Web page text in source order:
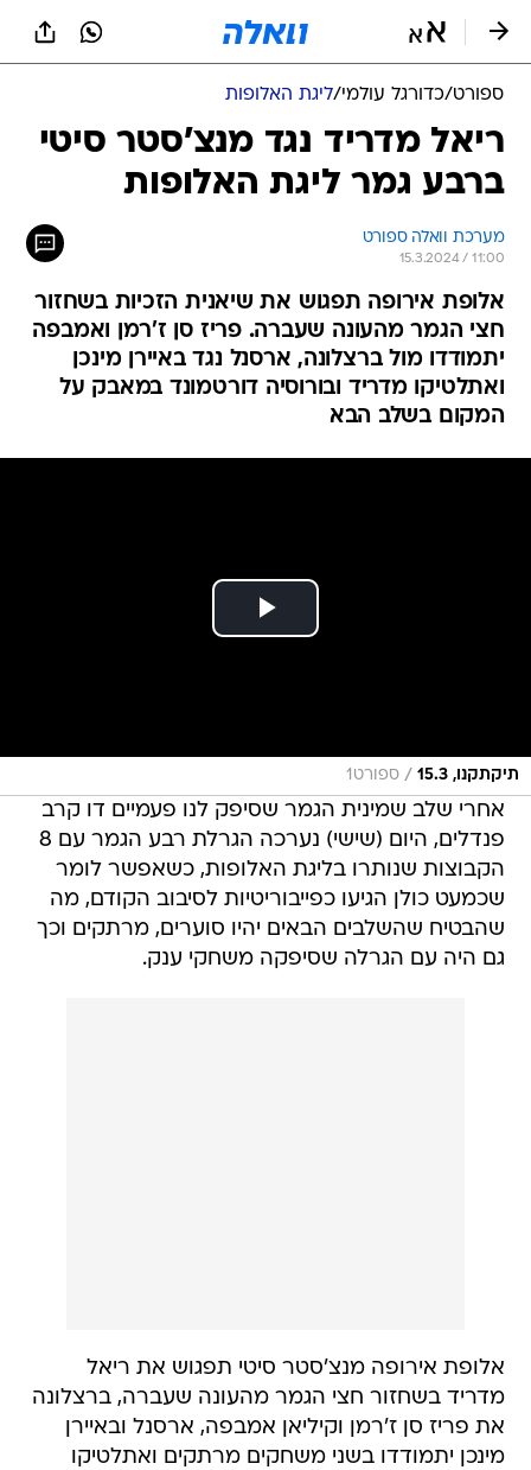
ספורט/כדורגל עולמי/ליגת האלופות
ריאל מדריד נגד מנצ'סטר סיטי
ברבע גמר ליגת האלופות
מערכת וואלה ספורט
15.3.2024 / 11:00
אלופת אירופה תפגוש את שיאנית הזכיות בשחזור
חצי הגמר מהעונה שעברה. פריז סן ז'רמן ואמבפה
יתמודדו מול ברצלונה, ארסנל נגד באיירן מינכן
ואתלטיקו מדריד ובורוסיה דורטמונד במאבק על
המקום בשלב הבא
תיקתקנו, 15.3 / ספורט1
אחרי שלב שמינית הגמר שסיפק לנו פעמיים דו קרב
פנדלים, היום (שישי) נערכה הגרלת רבע הגמר עם 8
הקבוצות שנותרו בליגת האלופות, כשאפשר לומר
שכמעט כולן הגיעו כפייבוריטיות לסיבוב הקודם, מה
שהבטיח שהשלבים הבאים יהיו סוערים, מרתקים וכך
גם היה עם הגרלה שסיפקה משחקי ענק.
אלופת אירופה מנצ'סטר סיטי תפגוש את ריאל
מדריד בשחזור חצי הגמר מהעונה שעברה, ברצלונה
את פריז סן ז'רמן וקיליאן אמבפה, ארסנל ובאיירן
מינכן יתמודדו בשני משחקים מרתקים ואתלטיקו